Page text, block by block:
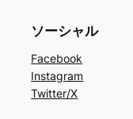
ソーシャル
Facebook
Instagram
Twitter/X